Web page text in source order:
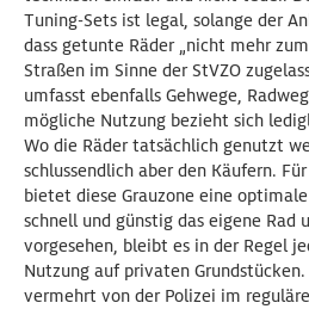
Tuning-Sets ist legal, solange der
dass getunte Räder „nicht mehr
Straßen im Sinne der StVZO
umfasst ebenfalls Gehwege,
mögliche Nutzung bezieht sich
Wo die Räder tatsächlich genutzt
schlussendlich aber den Käufern.
bietet diese Grauzone eine
schnell und günstig das eigene Rad
vorgesehen, bleibt es in der Regel
Nutzung auf privaten
vermehrt von der Polizei im